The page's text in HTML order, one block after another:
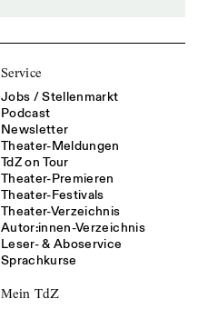
Service
Jobs / Stellenmarkt
Podcast
Newsletter
Theater-Meldungen
TdZ on Tour
Theater-Premieren
Theater-Festivals
Theater-Verzeichnis
Autor:innen-Verzeichnis
Leser- & Aboservice
Sprachkurse
Mein TdZ